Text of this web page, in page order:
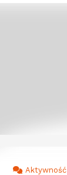
Aktywność